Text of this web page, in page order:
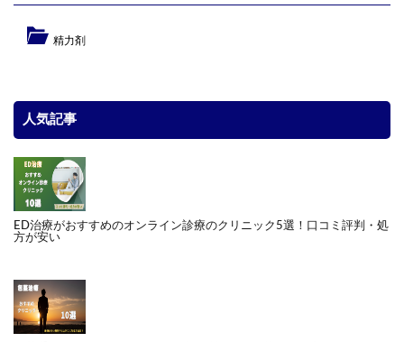
精力剤
人気記事
ED治療がおすすめのオンライン診療のクリニック5選！口コミ評判・処
方が安い